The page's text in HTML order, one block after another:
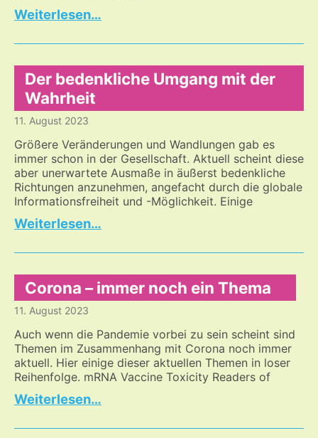
…
mehreren
–
mit
Wirkung
Der bedenkliche Umgang mit der
Wahrheit
11. August 2023
Größere Veränderungen und Wandlungen gab es
immer schon in der Gesellschaft. Aktuell scheint diese
aber unerwartete Ausmaße in äußerst bedenkliche
Richtungen anzunehmen, angefacht durch die globale
Informationsfreiheit und -Möglichkeit. Einige
…
Umgang
der
Wahrheit
Corona – immer noch ein Thema
11. August 2023
Auch wenn die Pandemie vorbei zu sein scheint sind
Themen im Zusammenhang mit Corona noch immer
aktuell. Hier einige dieser aktuellen Themen in loser
Reihenfolge. mRNA Vaccine Toxicity Readers of
…
immer